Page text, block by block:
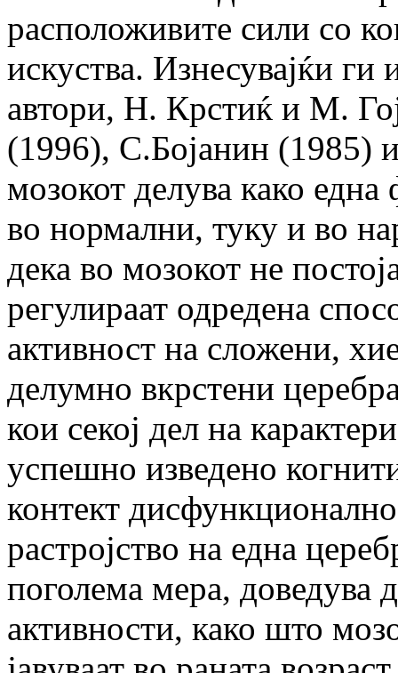
расположивите сили со
искуства. Изнесувајќи ги
автори, Н. Крстиќ и М.
(1996), С.Бојанин (1985)
мозокот делува како
во нормални, туку и во
дека во мозокот не
регулираат одредена
активност на сложени,
делумно вкрстени
кои секој дел на
успешно изведено
контект
растројство на една
поголема мера, доведува
активности, како што